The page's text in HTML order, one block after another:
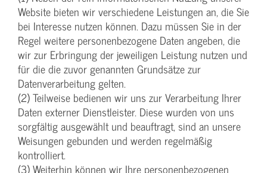
Website bieten wir verschiedene Leistungen an, die Sie
bei Interesse nutzen können. Dazu müssen Sie in der
Regel weitere personenbezogene Daten angeben, die
wir zur Erbringung der jeweiligen Leistung nutzen und
für die die zuvor genannten Grundsätze zur
Datenverarbeitung gelten.
(2) Teilweise bedienen wir uns zur Verarbeitung Ihrer
Daten externer Dienstleister. Diese wurden von uns
sorgfältig ausgewählt und beauftragt, sind an unsere
Weisungen gebunden und werden regelmäßig
kontrolliert.
(3) Weiterhin können wir Ihre personenbezogenen